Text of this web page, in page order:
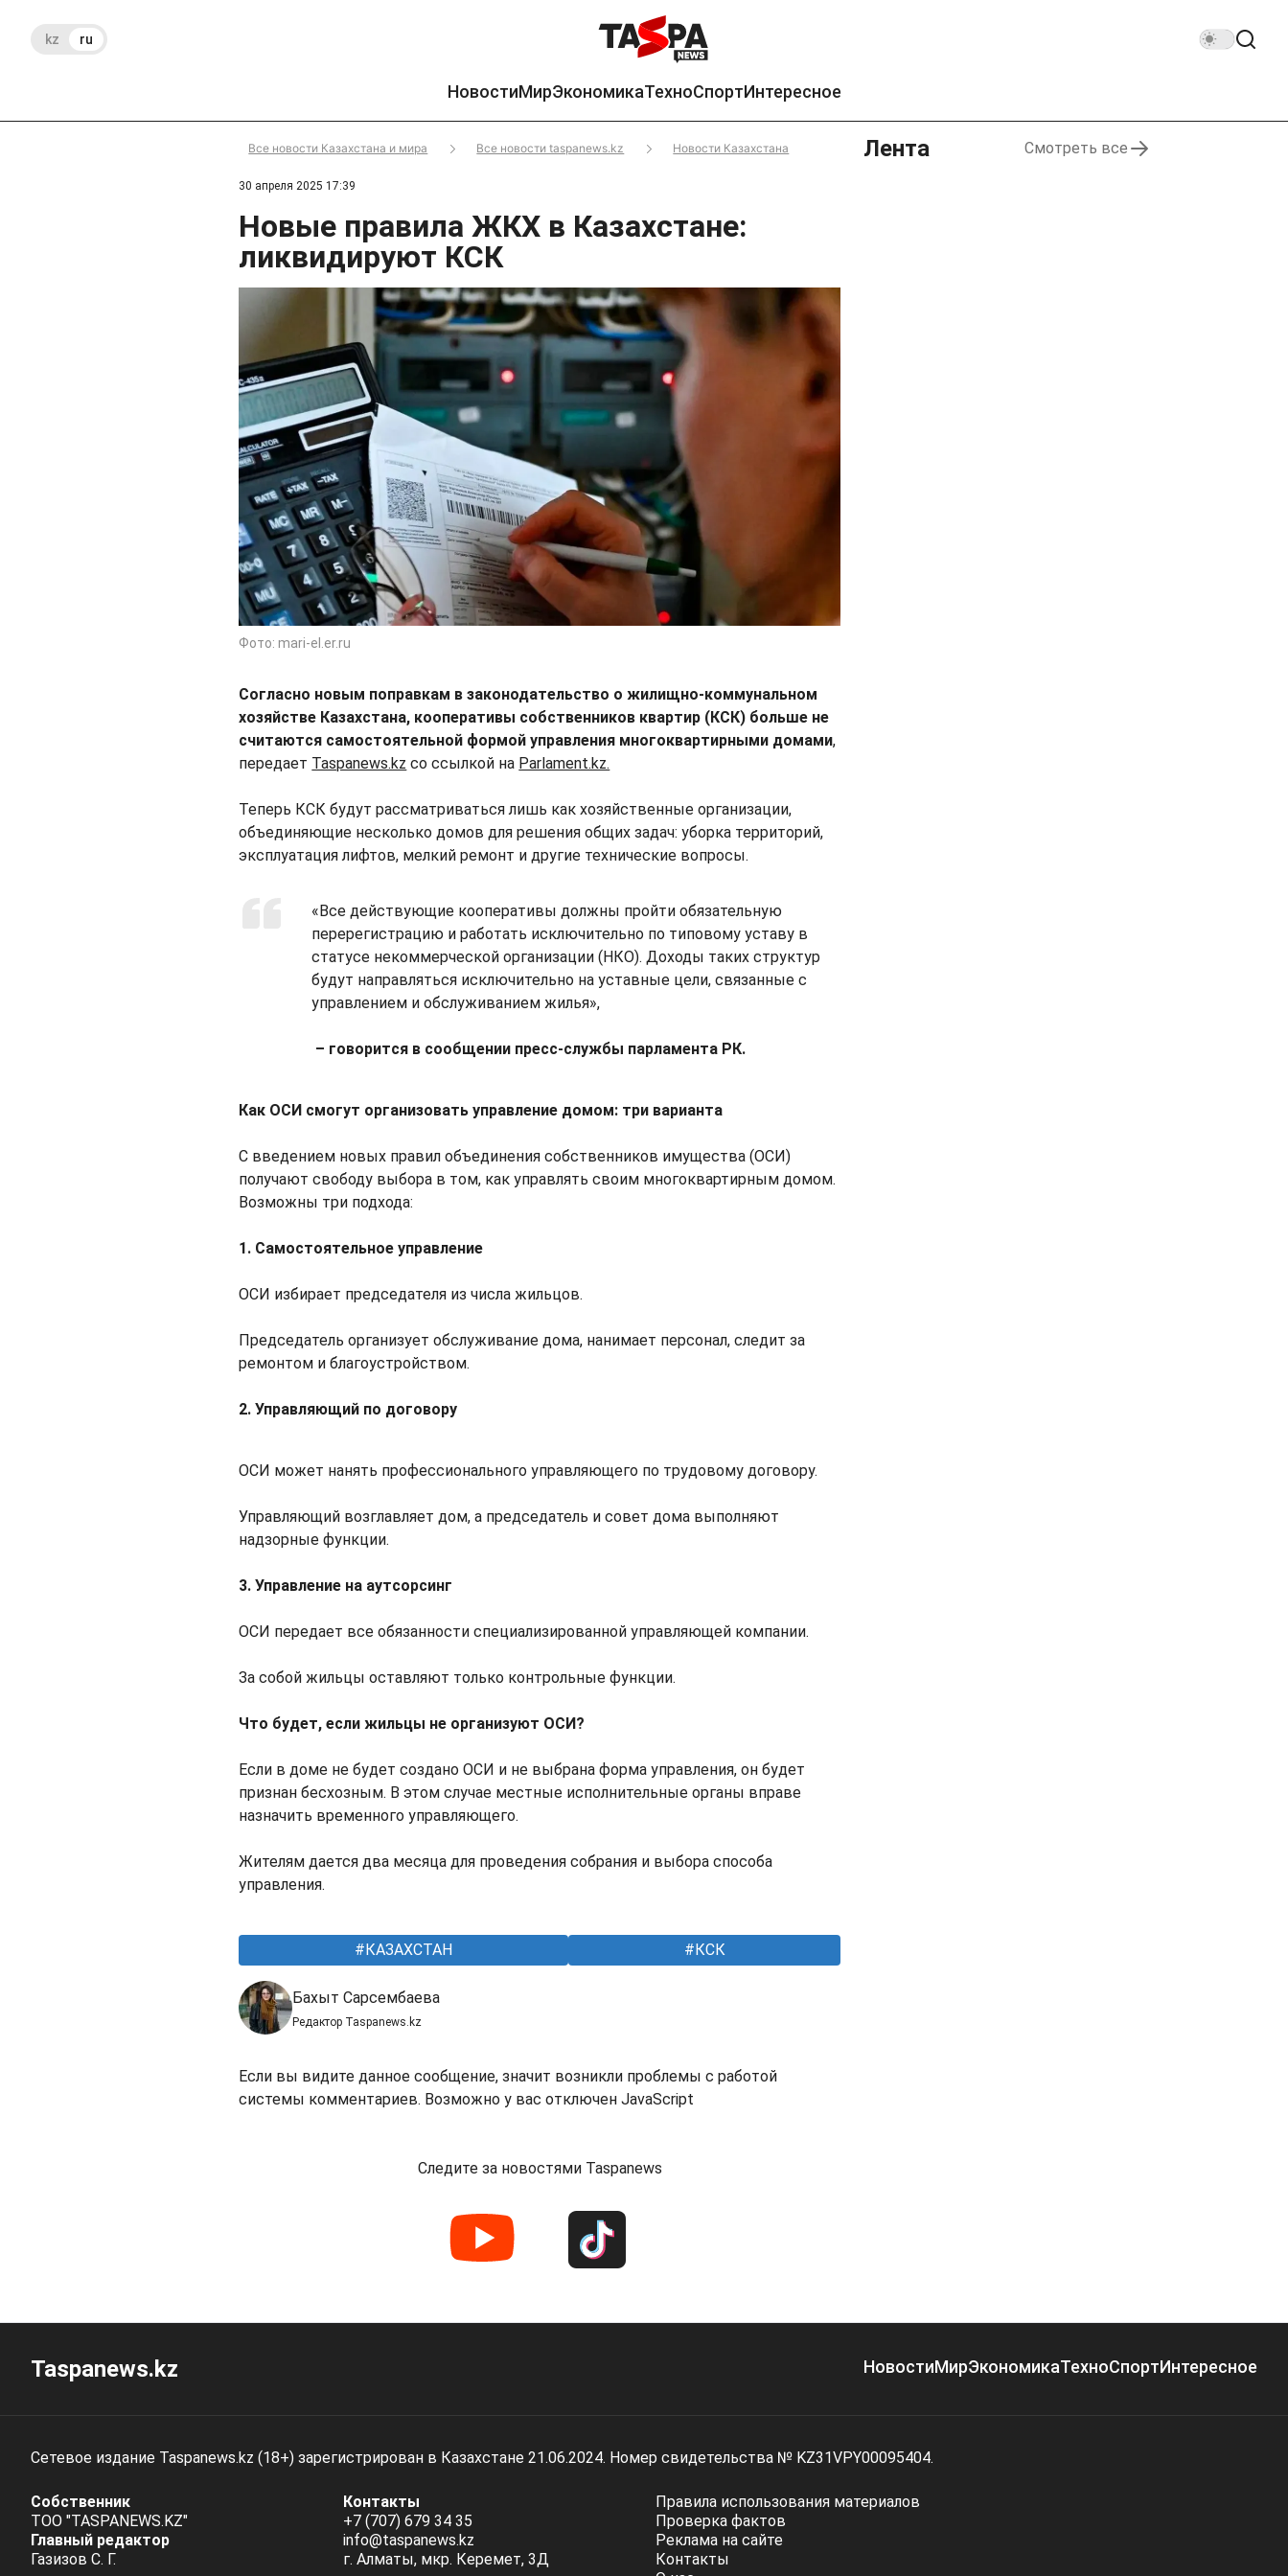
kz ru
НовостиМирЭкономикаТехноСпортИнтересное
Все новости Казахстана и мира Все новости taspanews.kz Новости Казахстана
30 апреля 2025 17:39
Новые правила ЖКХ в Казахстане:
ликвидируют КСК
Фото: mari-el.er.ru
Согласно новым поправкам в законодательство о жилищно-коммунальном
хозяйстве Казахстана, кооперативы собственников квартир (КСК) больше не
считаются самостоятельной формой управления многоквартирными домами,
передает Taspanews.kz со ссылкой на Parlament.kz.
Теперь КСК будут рассматриваться лишь как хозяйственные организации,
объединяющие несколько домов для решения общих задач: уборка территорий,
эксплуатация лифтов, мелкий ремонт и другие технические вопросы.
«Все действующие кооперативы должны пройти обязательную
перерегистрацию и работать исключительно по типовому уставу в
статусе некоммерческой организации (НКО). Доходы таких структур
будут направляться исключительно на уставные цели, связанные с
управлением и обслуживанием жилья»,
– говорится в сообщении пресс-службы парламента РК.
Как ОСИ смогут организовать управление домом: три варианта
С введением новых правил объединения собственников имущества (ОСИ)
получают свободу выбора в том, как управлять своим многоквартирным домом.
Возможны три подхода:
1. Самостоятельное управление
ОСИ избирает председателя из числа жильцов.
Председатель организует обслуживание дома, нанимает персонал, следит за
ремонтом и благоустройством.
2. Управляющий по договору
ОСИ может нанять профессионального управляющего по трудовому договору.
Управляющий возглавляет дом, а председатель и совет дома выполняют
надзорные функции.
3. Управление на аутсорсинг
ОСИ передает все обязанности специализированной управляющей компании.
За собой жильцы оставляют только контрольные функции.
Что будет, если жильцы не организуют ОСИ?
Если в доме не будет создано ОСИ и не выбрана форма управления, он будет
признан бесхозным. В этом случае местные исполнительные органы вправе
назначить временного управляющего.
Жителям дается два месяца для проведения собрания и выбора способа
управления.
КАЗАХСТАН КСК
Бахыт Сарсембаева
Редактор Taspanews.kz
Если вы видите данное сообщение, значит возникли проблемы с работой
системы комментариев. Возможно у вас отключен JavaScript
Следите за новостями Taspanews
Лента Смотреть все
Taspanews.kz НовостиМирЭкономикаТехноСпортИнтересное
Сетевое издание Taspanews.kz (18+) зарегистрирован в Казахстане 21.06.2024. Номер свидетельства № KZ31VPY00095404.
Собственник
ТОО "TASPANEWS.KZ"
Главный редактор
Газизов С. Г.
Контакты
+7 (707) 679 34 35
info@taspanews.kz
г. Алматы, мкр. Керемет, 3Д
Правила использования материалов
Проверка фактов
Реклама на сайте
Контакты